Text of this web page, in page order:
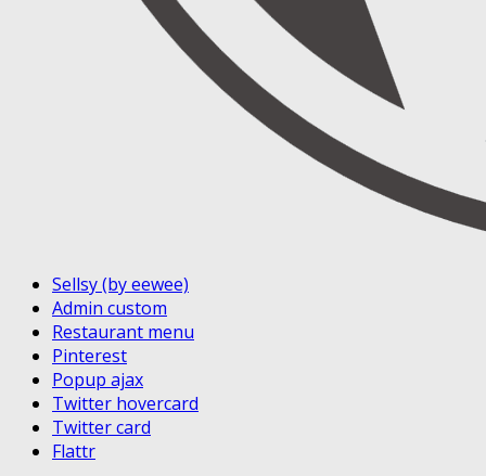
Sellsy (by eewee)
Admin custom
Restaurant menu
Pinterest
Popup ajax
Twitter hovercard
Twitter card
Flattr